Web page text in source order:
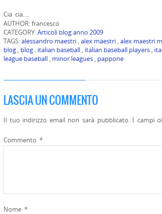
Cia cia….
AUTHOR: francesco
CATEGORY:Articoli blog anno 2009
TAGS:alessandro maestri ,alex maestri ,alex maestri
blog , blog , italian baseball , italian baseball players ,
league baseball , minor leagues , pappone
LASCIA UN COMMENTO
Il tuo indirizzo email non sarà pubblicato. I campi
Commento *
Nome *